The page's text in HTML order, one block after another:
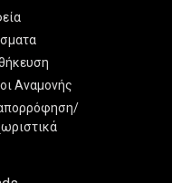
Αναμονής